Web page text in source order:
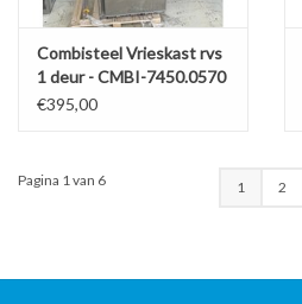
Combisteel Vrieskast rvs
1 deur - CMBI-7450.0570
€395,00
Pagina 1 van 6 1 2